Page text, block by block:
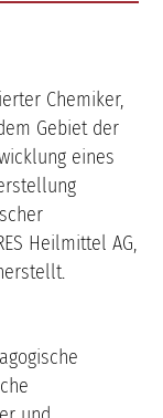
Chemiker,
Gebiet der
eines
Heilmittel AG,